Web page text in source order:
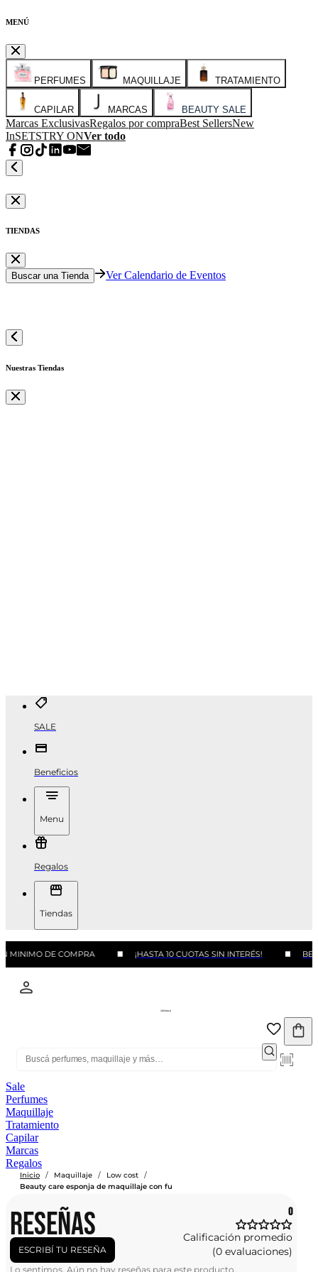
MENÚ
PERFUMES MAQUILLAJE TRATAMIENTO
CAPILAR MARCAS BEAUTY SALE
Marcas ExclusivasRegalos por compraBest SellersNew
InSETSTRY ONVer todo
TIENDAS
Buscar una Tienda Ver Calendario de Eventos
Nuestras Tiendas
SALE
Beneficios
Menu
Regalos
Tiendas
MINIMO DE COMPRA ¡HASTA 10 CUOTAS SIN INTERÉS!
Sale
Perfumes
Maquillaje
Tratamiento
Capilar
Marcas
Regalos
Inicio / Maquillaje / Low cost /
Beauty care esponja de maquillaje con fu
RESEÑAS
ESCRIBÍ TU RESEÑA
0
Calificación promedio
(0 evaluaciones)
Lo sentimos. Aún no hay reseñas para este producto.